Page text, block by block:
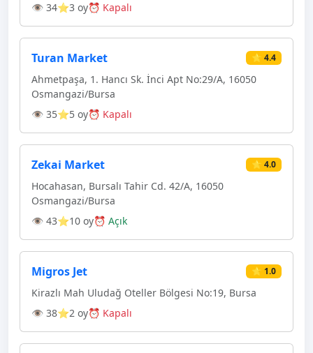
👁 34⭐3 oy⏰ Kapalı
Turan Market ⭐ 4.4
Ahmetpaşa, 1. Hancı Sk. İnci Apt No:29/A, 16050
Osmangazi̇/Bursa
👁 35⭐5 oy⏰ Kapalı
Zekai Market ⭐ 4.0
Hocahasan, Bursalı Tahir Cd. 42/A, 16050
Osmangazi̇/Bursa
👁 43⭐10 oy⏰ Açık
Migros Jet ⭐ 1.0
Kirazlı Mah Uludağ Oteller Bölgesi No:19, Bursa
👁 38⭐2 oy⏰ Kapalı